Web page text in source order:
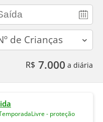
R$ 7.000 a diária
- proteção